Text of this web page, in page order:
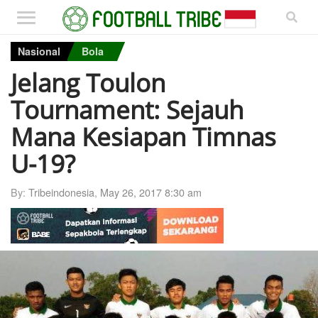
Nasional Bola
Jelang Toulon
Tournament: Sejauh
Mana Kesiapan Timnas
U-19?
By: Tribeindonesia, May 26, 2017 8:30 am